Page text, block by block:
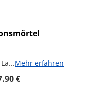
...Mehr erfahren
€